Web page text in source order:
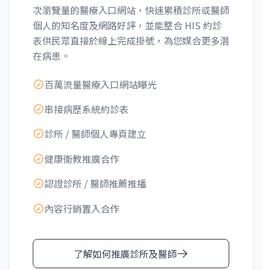
次瀏覽量的醫療入口網站，快速累積診所或醫師
個人的知名度及網路好評，並能整合 HIS 約診
表供民眾直接於線上完成掛號，為您媒合更多潛
在病患。
百萬流量醫療入口網站曝光
串接病歷系統約診表
診所 / 醫師個人專頁建立
健康衛教推廣合作
認證診所 / 醫師推薦推播
內容行銷置入合作
了解如何推廣診所及醫師